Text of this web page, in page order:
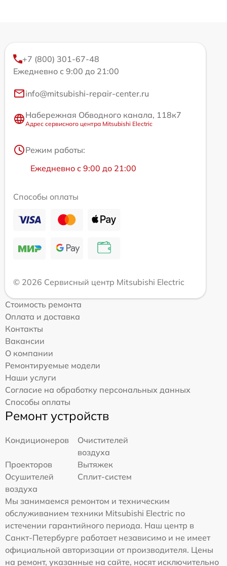
+7 (800) 301-67-48
Ежедневно с 9:00 до 21:00
info@mitsubishi-repair-center.ru
Набережная Обводного канала, 118к7
Адрес сервисного центра Mitsubishi Electric
Режим работы:
Ежедневно с 9:00 до 21:00
Способы оплаты
© 2026 Сервисный центр Mitsubishi Electric
Стоимость ремонта
Оплата и доставка
Контакты
Вакансии
О компании
Ремонтируемые модели
Наши услуги
Согласие на обработку персональных данных
Способы оплаты
Ремонт устройств
Кондиционеров
Очистителей
воздуха
Проекторов
Вытяжек
Осушителей
воздуха
Сплит-систем
Мы занимаемся ремонтом и техническим
обслуживанием техники Mitsubishi Electric по
истечении гарантийного периода. Наш центр в
Санкт-Петербурге работает независимо и не имеет
официальной авторизации от производителя. Цены
на ремонт, указанные на сайте, носят исключительно